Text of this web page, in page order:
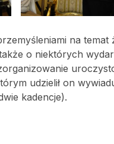
na
o niektórych
udzielił on
kadencje).